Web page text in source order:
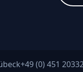
+49 (0) 451